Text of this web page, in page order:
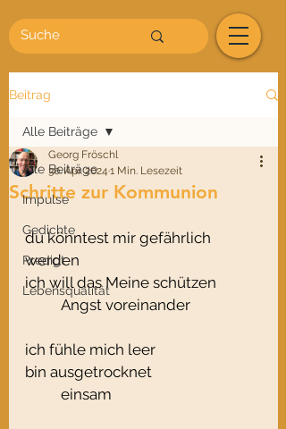
Beitrag
Alle Beiträge
Impulse
Gedichte
Predigt
Lebensqualität
Alle Beiträge
Schritte zur Kommunion
Georg Fröschl
30. Apr. 2024 1 Min. Lesezeit
du könntest mir gefährlich
werden
ich will das Meine schützen
	Angst voreinander
ich fühle mich leer
bin ausgetrocknet
	einsam